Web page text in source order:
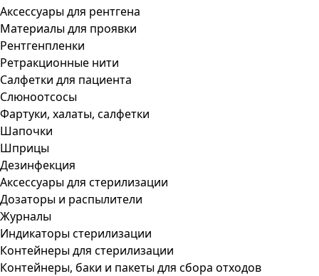
Аксессуары для рентгена
Материалы для проявки
Рентгенпленки
Ретракционные нити
Салфетки для пациента
Слюноотсосы
Фартуки, халаты, салфетки
Шапочки
Шприцы
Дезинфекция
Аксессуары для стерилизации
Дозаторы и распылители
Журналы
Индикаторы стерилизации
Контейнеры для стерилизации
Контейнеры, баки и пакеты для сбора отходов